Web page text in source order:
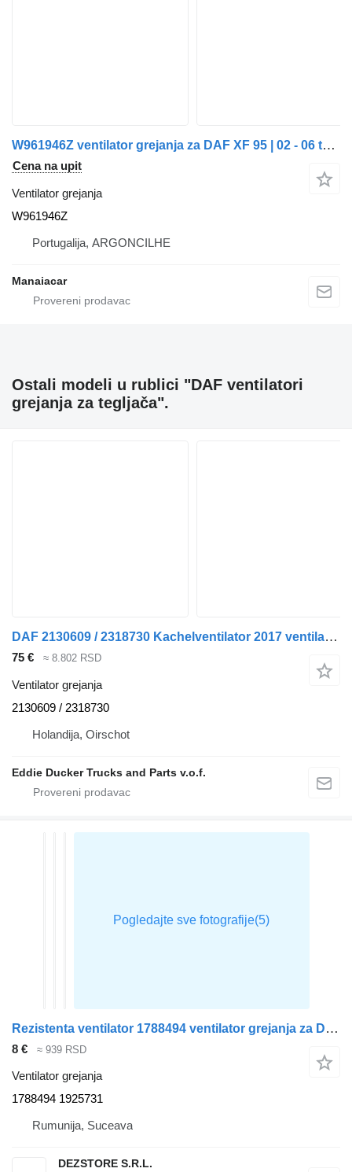
W961946Z ventilator grejanja za DAF XF 95 | 02 - 06 tegljača
Cena na upit
Ventilator grejanja
W961946Z
Portugalija, ARGONCILHE
Manaiacar
Ostali modeli u rublici "DAF ventilatori
grejanja za tegljača".
DAF 2130609 / 2318730 Kachelventilator 2017 ventilator grejanja za DAF XF106 tegljača
75 € ≈ 8.802 RSD
Ventilator grejanja
2130609 / 2318730
Holandija, Oirschot
Eddie Ducker Trucks and Parts v.o.f.
Rezistenta ventilator 1788494 ventilator grejanja za DAF XF105 tegljača
8 € ≈ 939 RSD
Ventilator grejanja
1788494 1925731
Rumunija, Suceava
DEZSTORE S.R.L.